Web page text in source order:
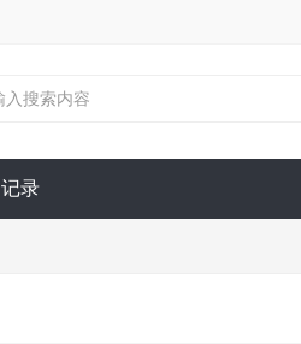
记录